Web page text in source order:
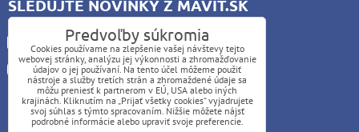
SLEDUJTE NOVINKY Z MAVIT.SK
Facebook
Instagram
UPOZORNENIE:
Predvoľby súkromia
Cookies používame na zlepšenie vašej návštevy tejto
webovej stránky, analýzu jej výkonnosti a zhromažďovanie
údajov o jej používaní. Na tento účel môžeme použiť
nástroje a služby tretích strán a zhromaždené údaje sa
môžu preniesť k partnerom v EÚ, USA alebo iných
krajinách. Kliknutím na „Prijať všetky cookies“ vyjadrujete
svoj súhlas s týmto spracovaním. Nižšie môžete nájsť
podrobné informácie alebo upraviť svoje preferencie.